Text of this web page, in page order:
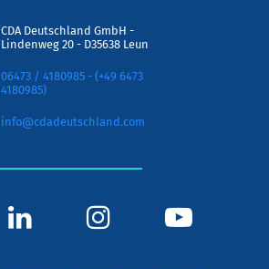
CDA Deutschland GmbH -
Lindenweg 20 - D35638 Leun
06473 / 4180985 - (+49 6473
4180985)
info@cdadeutschland.com